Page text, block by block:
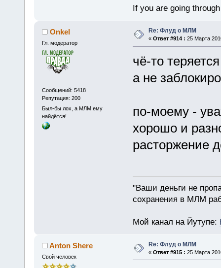
If you are going
Onkel
Гл. модератор
Сообщений: 5418
Репутация: 200
Был-бы лох, а МЛМ ему
найдётся!
Re: Флуд о МЛМ
« Ответ #914 : 25 Марта
чё-то
а не
по-моему -
хорошо и
расторжение
"Ваши деньги не
сохранения в МЛМ
Мой канал на Йутупе:
Anton Shere
Свой человек
Re: Флуд о МЛМ
« Ответ #915 : 25 Марта